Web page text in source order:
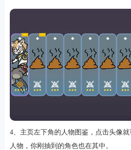
4、主页左下角的人物图鉴，点击头像
人物，你刚抽到的角色也在其中。